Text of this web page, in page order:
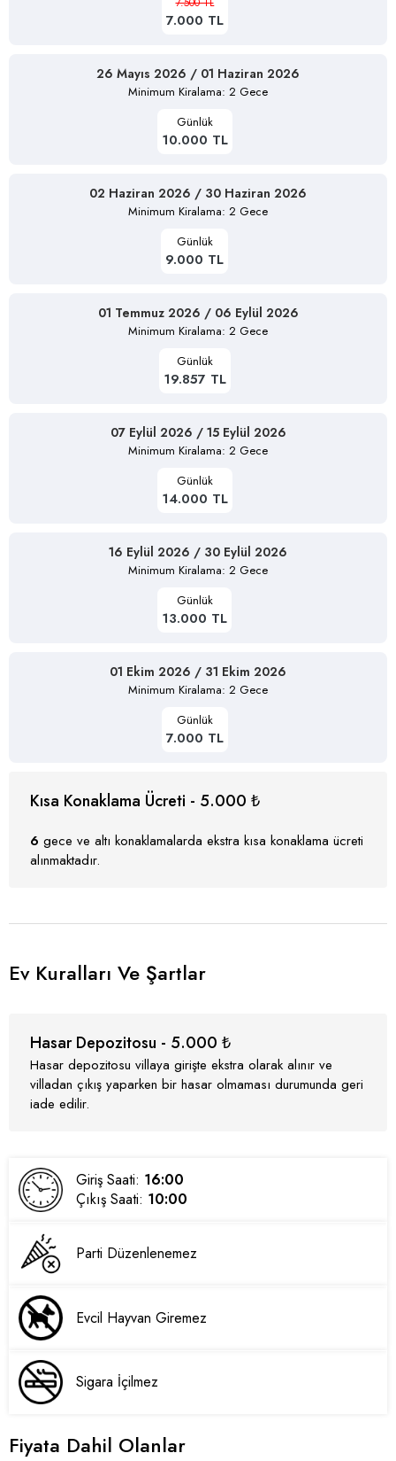
7.000 TL
26 Mayıs 2026 / 01 Haziran 2026
Minimum Kiralama: 2 Gece
Günlük
10.000 TL
02 Haziran 2026 / 30 Haziran 2026
Minimum Kiralama: 2 Gece
Günlük
9.000 TL
01 Temmuz 2026 / 06 Eylül 2026
Minimum Kiralama: 2 Gece
Günlük
19.857 TL
07 Eylül 2026 / 15 Eylül 2026
Minimum Kiralama: 2 Gece
Günlük
14.000 TL
16 Eylül 2026 / 30 Eylül 2026
Minimum Kiralama: 2 Gece
Günlük
13.000 TL
01 Ekim 2026 / 31 Ekim 2026
Minimum Kiralama: 2 Gece
Günlük
7.000 TL
Kısa Konaklama Ücreti - 5.000 ₺
6 gece ve altı konaklamalarda ekstra kısa konaklama ücreti
alınmaktadır.
Ev Kuralları Ve Şartlar
Hasar Depozitosu - 5.000 ₺
Hasar depozitosu villaya girişte ekstra olarak alınır ve
villadan çıkış yaparken bir hasar olmaması durumunda geri
iade edilir.
Giriş Saati: 16:00
Çıkış Saati: 10:00
Parti Düzenlenemez
Evcil Hayvan Giremez
Sigara İçilmez
Fiyata Dahil Olanlar